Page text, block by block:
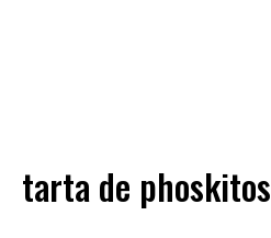
tarta de phoskitos